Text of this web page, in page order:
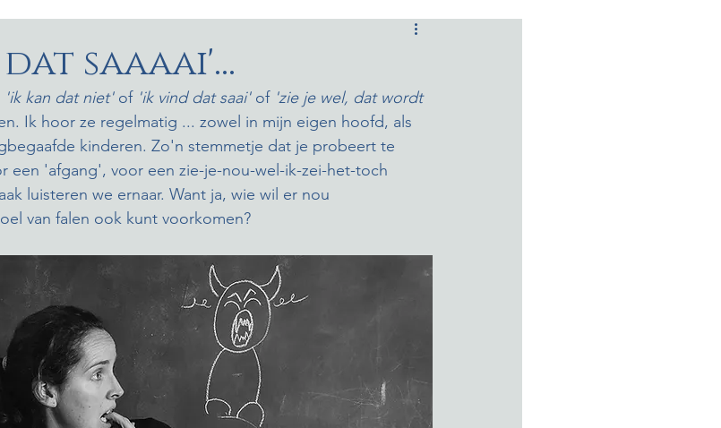
saaaai'...
'ik kan dat niet' of 'ik vind dat saai' of 'zie je wel, dat wordt
Ik hoor ze regelmatig ... zowel in mijn eigen hoofd, als
kinderen. Zo'n stemmetje dat je probeert te
een 'afgang', voor een zie-je-nou-wel-ik-zei-het-toch
luisteren we ernaar. Want ja, wie wil er nou
van falen ook kunt voorkomen?